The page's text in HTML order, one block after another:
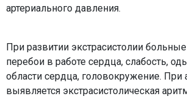
артериального давления.
При развитии экстрасистолии
перебои в работе сердца, слабость,
области сердца, головокружение. При
выявляется экстрасистолическая